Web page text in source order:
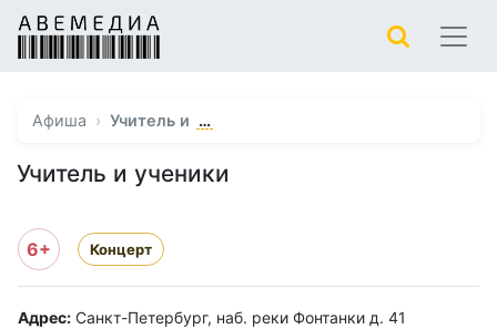
Афиша Учитель и …
Учитель и ученики
6+ Концерт
Адрес: Санкт-Петербург, наб. реки Фонтанки д. 41